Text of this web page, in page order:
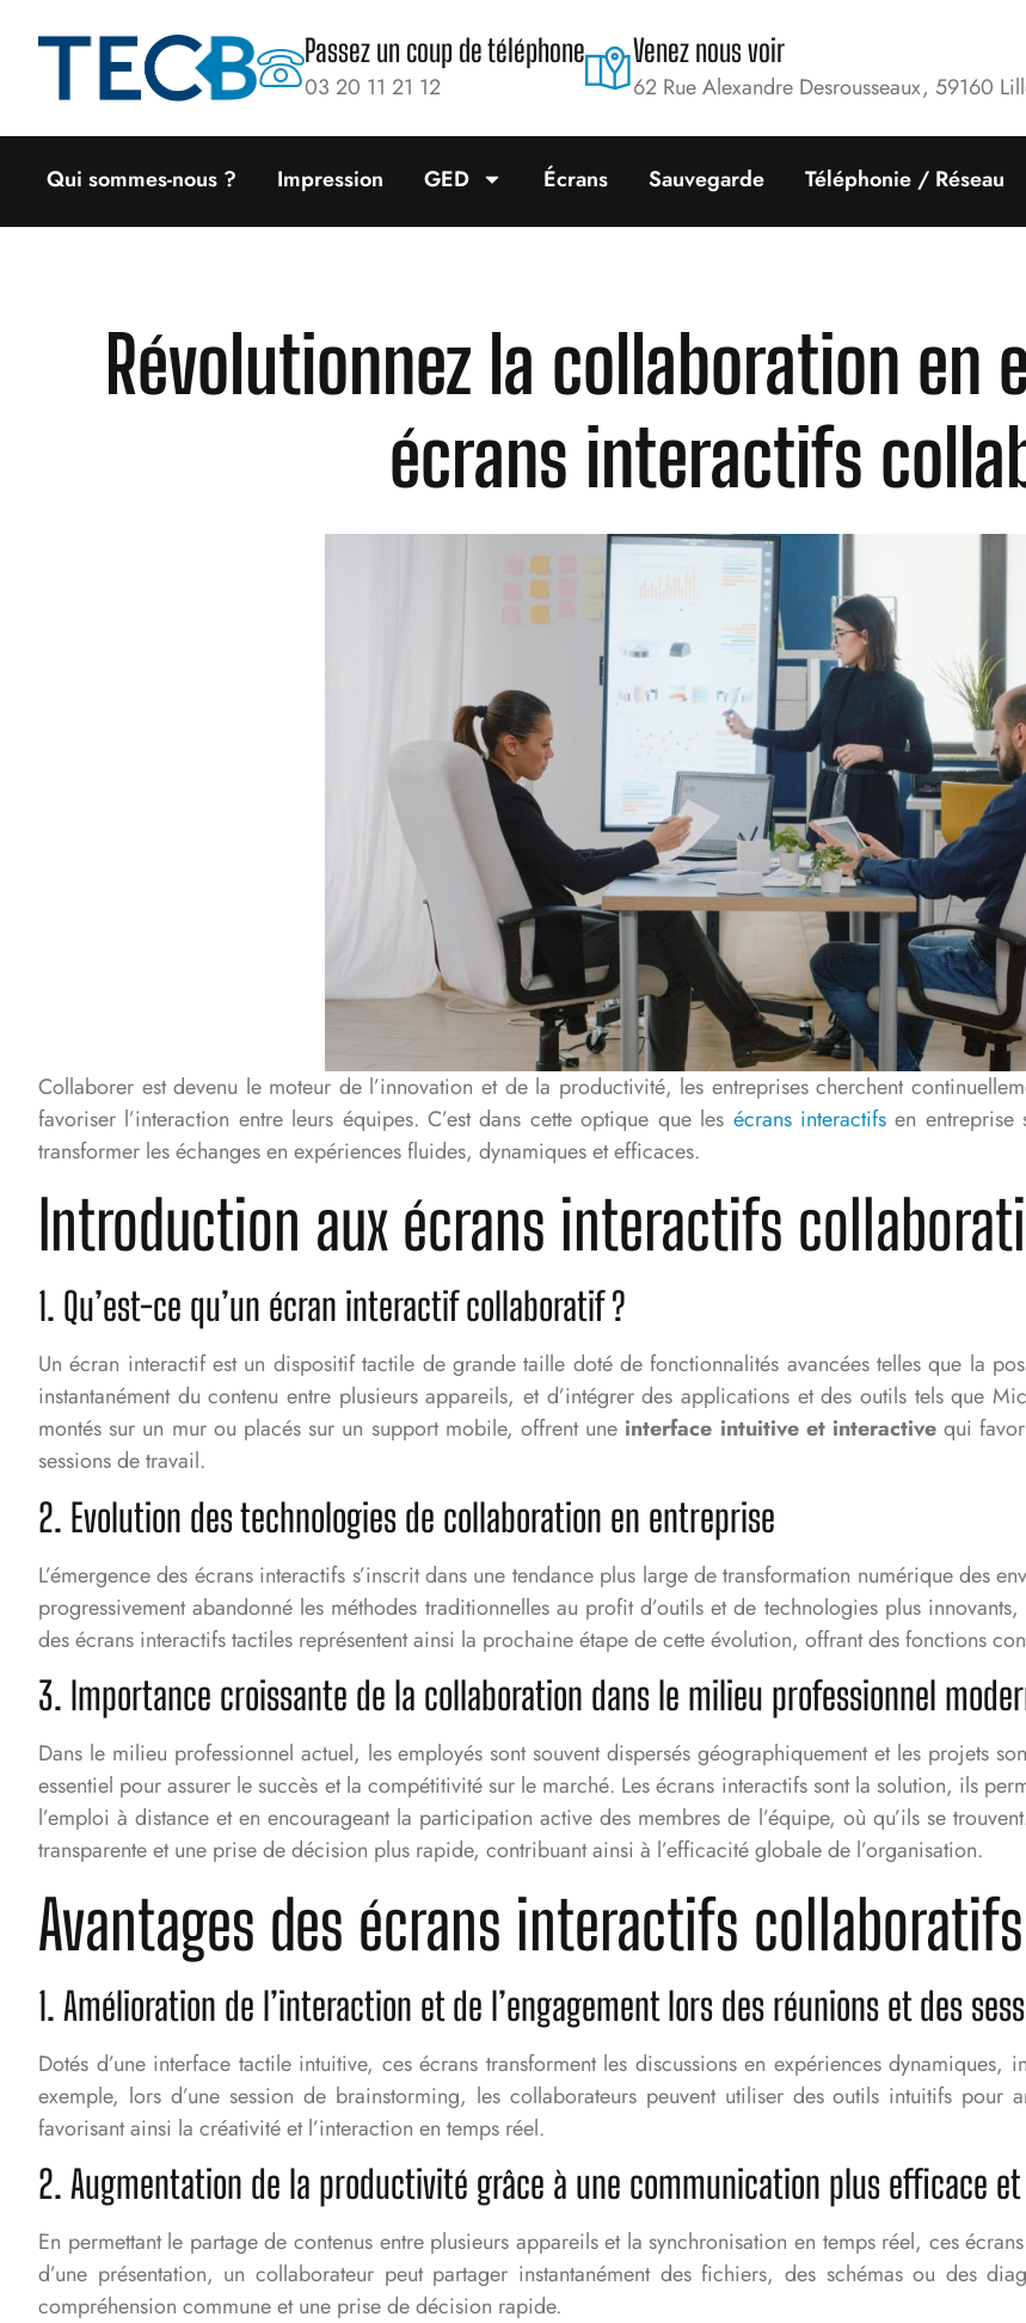
Passez un coup de téléphone
03 20 11 21 12
Venez nous voir
62 Rue Alexandre Desrousseaux, 59160
Qui sommes-nous ? Impression GED Écrans Sauvegarde Téléphonie / Réseau
Révolutionnez la collaboration en
écrans interactifs
Collaborer est devenu le moteur de l’innovation et de la productivité, les entreprises cherchent
favoriser l’interaction entre leurs équipes. C’est dans cette optique que les écrans interactifsen entreprise
transformer les échanges en expériences fluides, dynamiques et efficaces.
Introduction aux écrans interactifs
1. Qu’est-ce qu’un écran interactif collaboratif ?
Un écran interactif est un dispositif tactile de grande taille doté de fonctionnalités avancées telles que la
instantanément du contenu entre plusieurs appareils, et d’intégrer des applications et des outils tels que
montés sur un mur ou placés sur un support mobile, offrent une interface intuitive et interactivequi
sessions de travail.
2. Evolution des technologies de collaboration en entreprise
L’émergence des écrans interactifs s’inscrit dans une tendance plus large de transformation numérique des
progressivement abandonné les méthodes traditionnelles au profit d’outils et de technologies plus
des écrans interactifs tactiles représentent ainsi la prochaine étape de cette évolution, offrant des fonctions
3. Importance croissante de la collaboration dans le milieu professionnel
Dans le milieu professionnel actuel, les employés sont souvent dispersés géographiquement et les projets
essentiel pour assurer le succès et la compétitivité sur le marché. Les écrans interactifs sont la solution, ils
l’emploi à distance et en encourageant la participation active des membres de l’équipe, où qu’ils se
transparente et une prise de décision plus rapide, contribuant ainsi à l’efficacité globale de l’organisation.
Avantages des écrans interactifs collaboratifs
1. Amélioration de l’interaction et de l’engagement lors des réunions et des
Dotés d’une interface tactile intuitive, ces écrans transforment les discussions en expériences
exemple, lors d’une session de brainstorming, les collaborateurs peuvent utiliser des outils intuitifs pour
favorisant ainsi la créativité et l’interaction en temps réel.
2. Augmentation de la productivité grâce à une communication plus efficace
En permettant le partage de contenus entre plusieurs appareils et la synchronisation en temps réel, ces
d’une présentation, un collaborateur peut partager instantanément des fichiers, des schémas ou des
compréhension commune et une prise de décision rapide.